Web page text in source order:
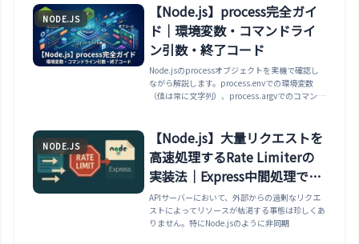
NODE.JS
【Node.js】process完全ガイ
ド｜環境変数・コマンドライ
ン引数・終了コード
Node.jsのprocessオブジェクトを実機で確認し
ながら解説します。process.envでの環境変数
（値は常に文字列）、process.argvでのコマンド
platform/version/cwd、標準入出力とシグナル
まで整理します。
NODE.JS
【Node.js】大量リクエストを
高速処理するRate Limiterの
実装法｜Express中間処理で防
御力UP
APIサーバーにおいて、外部からの過剰なリクエ
ストによってリソースが枯渇する事態は珍しくあ
りません。特にNode.jsのように非同期